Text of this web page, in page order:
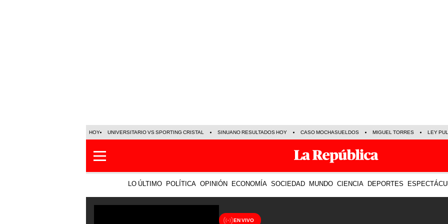
HOY UNIVERSITARIO VS SPORTING CRISTAL SINUANO RESULTADOS HOY CASO MOCHASUELDOS MIGUEL TORRES LEY
LO ÚLTIMO POLÍTICA OPINIÓN ECONOMÍA SOCIEDAD MUNDO CIENCIA DEPORTES
EN VIVO